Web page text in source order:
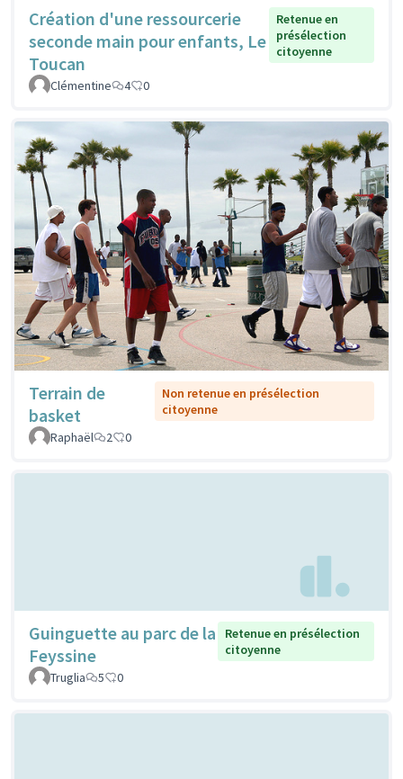
Création d'une ressourcerie
seconde main pour enfants, Le
Toucan
Retenue en
présélection
citoyenne
Clémentine 4 0
Terrain de
basket
Non retenue en présélection
citoyenne
Raphaël
2 0
Guinguette au parc de la
Feyssine
Retenue en présélection
citoyenne
Truglia
5 0